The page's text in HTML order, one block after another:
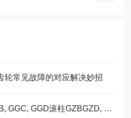
轮常见故障的对应解决妙招
工艺滑块导轨钢球 GGB, GGC, GGD滚柱GZBGZD, GZV，GGBC/GZBC